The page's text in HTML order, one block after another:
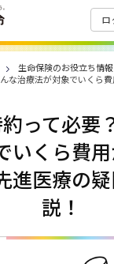
ロ
生命保険のお役立ち情報
な治療法が対象でいくら
って必要
いくら費
進医療の
説！